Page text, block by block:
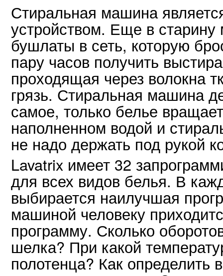
Стиральная машина
устройством. Еще в старину
бушлаты в сеть, которую
пару часов получить
проходящая через волокна
грязь. Стиральная машина
самое, только белье
наполненном водой и
не надо держать под рукой
Lavatrix имеет 32
для всех видов белья. В
выбирается наилучшая
машиной человеку
программу. Сколько
шелка? При какой
полотенца? Как определить